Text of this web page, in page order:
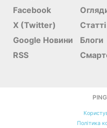
Facebook
X (Twitter)
Google Новини
RSS
Статті
Блоги
Політика